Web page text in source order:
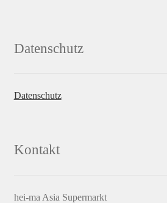
Datenschutz
Datenschutz
Kontakt
hei-ma Asia Supermarkt